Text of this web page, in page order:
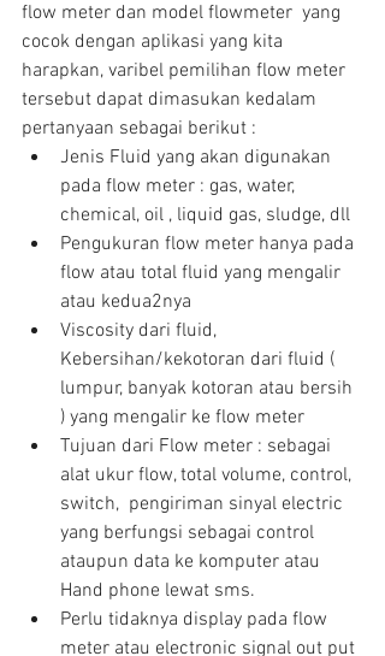
flow meter dan model flowmeter  yang
cocok dengan aplikasi yang kita
harapkan, varibel pemilihan flow meter
tersebut dapat dimasukan kedalam
pertanyaan sebagai berikut :
Jenis Fluid yang akan digunakan
pada flow meter : gas, water,
chemical, oil , liquid gas, sludge, dll
Pengukuran flow meter hanya pada
flow atau total fluid yang mengalir
atau kedua2nya
Viscosity dari fluid,
Kebersihan/kekotoran dari fluid (
lumpur, banyak kotoran atau bersih
) yang mengalir ke flow meter
Tujuan dari Flow meter : sebagai
alat ukur flow, total volume, control,
switch,  pengiriman sinyal electric
yang berfungsi sebagai control
ataupun data ke komputer atau
Hand phone lewat sms.
Perlu tidaknya display pada flow
meter atau electronic signal out put